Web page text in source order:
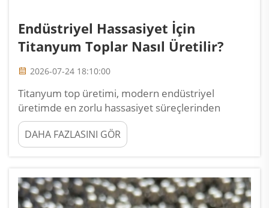
Endüstriyel Hassasiyet İçin
Titanyum Toplar Nasıl Üretilir?
2026-07-24 18:10:00
Titanyum top üretimi, modern endüstriyel
üretimde en zorlu hassasiyet süreçlerinden
biridir. Titanyum topların üretimi, ileri teknoloji,
sıkı kalite kontrolü ve malzeme bilgisi derinliği
gerektirir; böylece istenen toleranslar sağlanır...
DAHA FAZLASINI GÖR